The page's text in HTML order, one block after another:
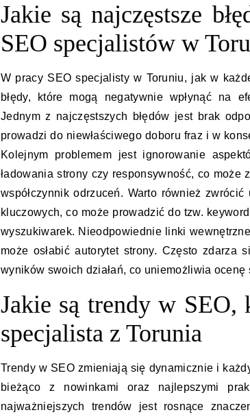
Jakie są najczęstsze
SEO specjalistów w
W pracy SEO specjalisty w Toruniu, jak w
błędy, które mogą negatywnie wpłynąć na
Jednym z najczęstszych błędów jest brak
prowadzi do niewłaściwego doboru fraz i w
Kolejnym problemem jest ignorowanie
ładowania strony czy responsywność, co może
współczynnik odrzuceń. Warto również
kluczowych, co może prowadzić do tzw.
wyszukiwarek. Nieodpowiednie linki
może osłabić autorytet strony. Często zdarza
wyników swoich działań, co uniemożliwia
Jakie są trendy w SEO,
specjalista z Torunia
Trendy w SEO zmieniają się dynamicznie i
bieżąco z nowinkami oraz najlepszymi
najważniejszych trendów jest rosnące